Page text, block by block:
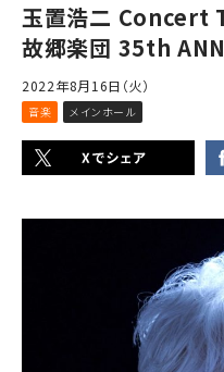
玉置浩二 Concert
故郷楽団 35th
2022年8月16日（火）
音楽 メインホール